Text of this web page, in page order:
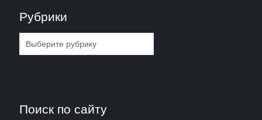
Рубрики
Рубрики
Поиск по сайту